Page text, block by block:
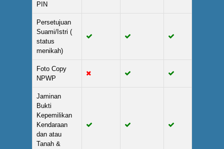
PIN
Persetujuan
Suami/Istri (
status
menikah)
Foto Copy
NPWP
Jaminan
Bukti
Kepemilikan
Kendaraan
dan atau
Tanah &